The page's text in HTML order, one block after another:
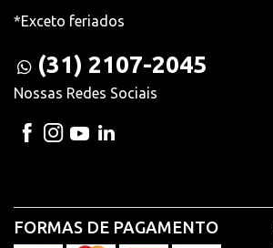
*Exceto feriados
(31) 2107-2045
Nossas Redes Sociais
FORMAS DE PAGAMENTO